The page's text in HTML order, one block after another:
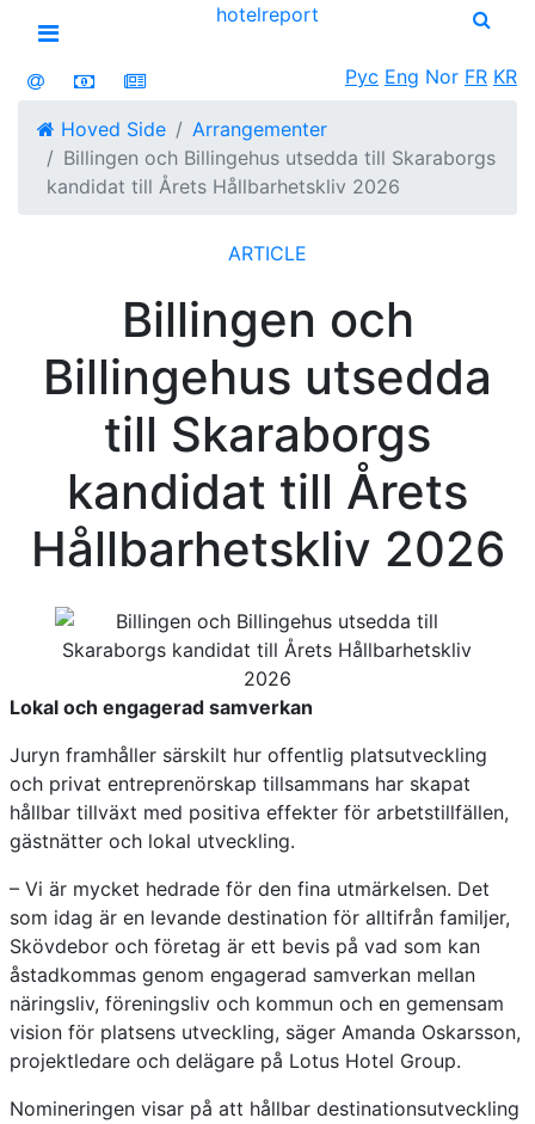
Open menu
hotelreport
Рус Eng Nor FR KR
Hoved Side
Arrangementer
Billingen och Billingehus utsedda till Skaraborgs
kandidat till Årets Hållbarhetskliv 2026
ARTICLE
Billingen och
Billingehus utsedda
till Skaraborgs
kandidat till Årets
Hållbarhetskliv 2026
Lokal och engagerad samverkan
Juryn framhåller särskilt hur offentlig platsutveckling
och privat entreprenörskap tillsammans har skapat
hållbar tillväxt med positiva effekter för arbetstillfällen,
gästnätter och lokal utveckling.
– Vi är mycket hedrade för den fina utmärkelsen. Det
som idag är en levande destination för alltifrån familjer,
Skövdebor och företag är ett bevis på vad som kan
åstadkommas genom engagerad samverkan mellan
näringsliv, föreningsliv och kommun och en gemensam
vision för platsens utveckling, säger Amanda Oskarsson,
projektledare och delägare på Lotus Hotel Group.
Nomineringen visar på att hållbar destinationsutveckling